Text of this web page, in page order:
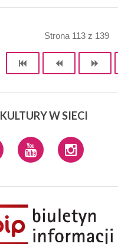
Strona 113 z 139
KULTURY W SIECI